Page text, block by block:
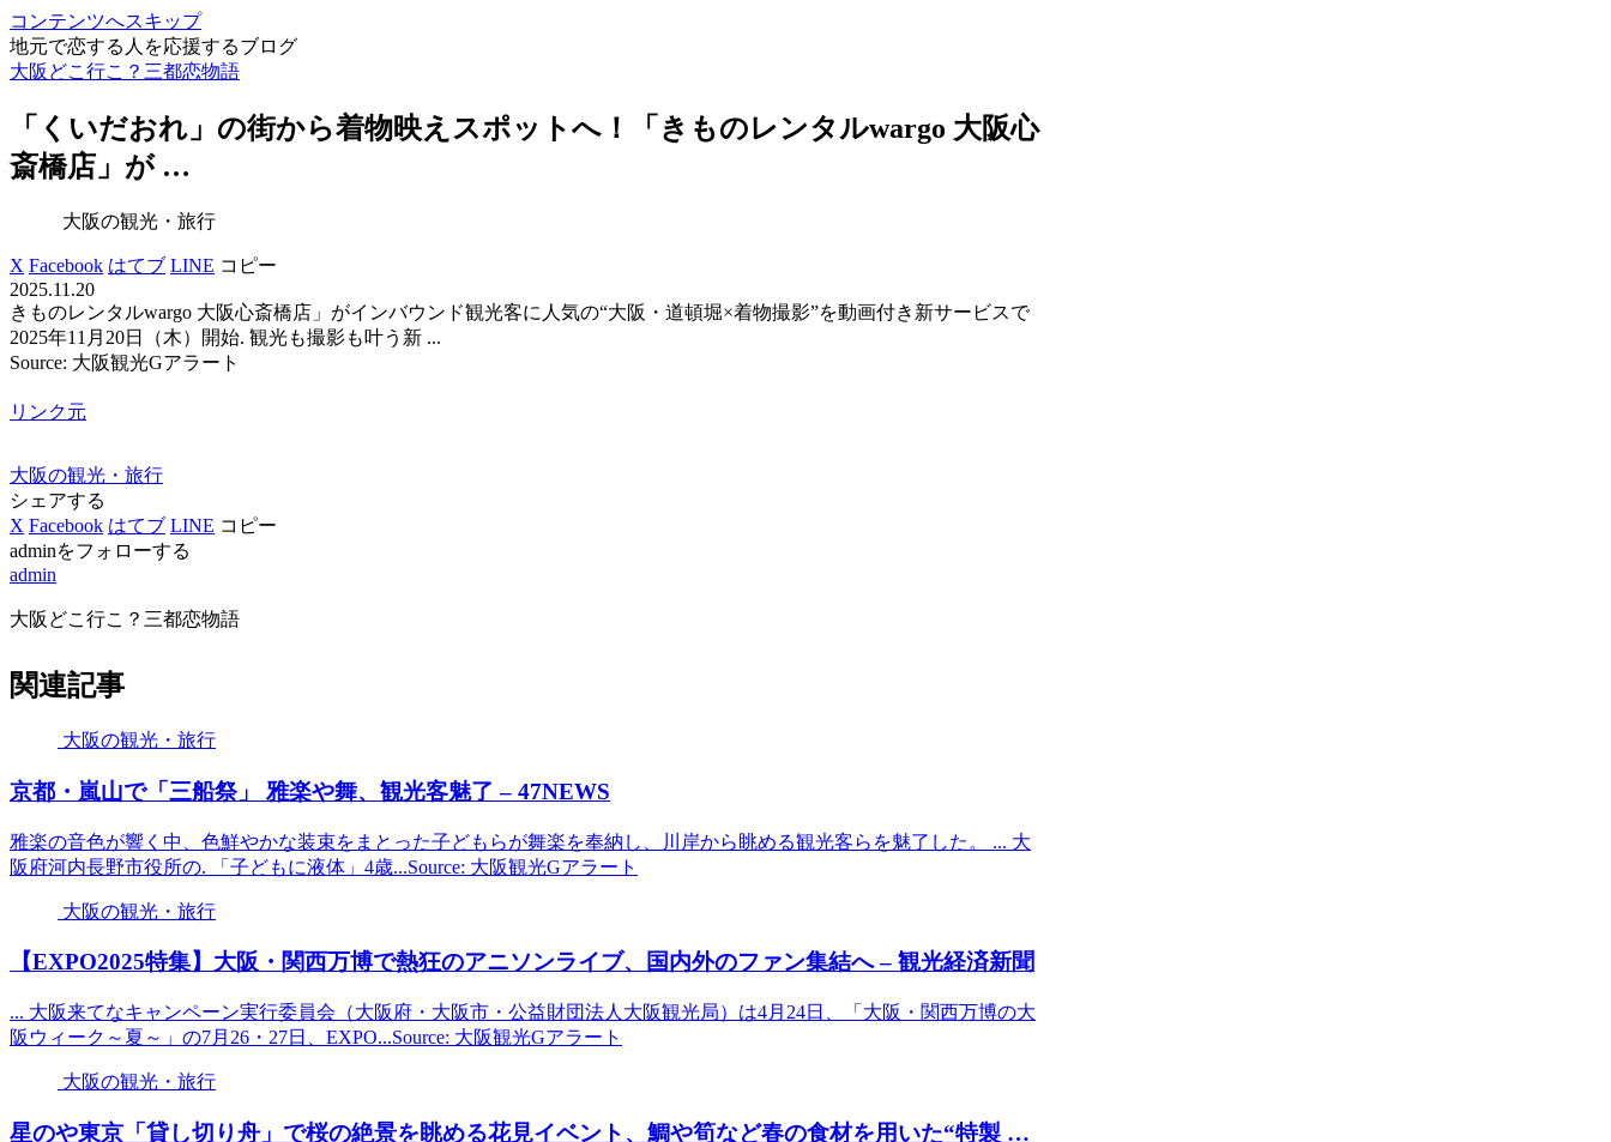
コンテンツへスキップ
地元で恋する人を応援するブログ
大阪どこ行こ？三都恋物語
「くいだおれ」の街から着物映えスポットへ！「きものレンタルwargo 大阪心
斎橋店」が …
大阪の観光・旅行
X Facebook はてブ LINE コピー
2025.11.20
きものレンタルwargo 大阪心斎橋店」がインバウンド観光客に人気の“大阪・道頓堀×着物撮影”を動画付き新サービスで
2025年11月20日（木）開始. 観光も撮影も叶う新 ...
Source: 大阪観光Gアラート
リンク元
大阪の観光・旅行
シェアする
X Facebook はてブ LINE コピー
adminをフォローする
admin
大阪どこ行こ？三都恋物語
関連記事
大阪の観光・旅行
京都・嵐山で「三船祭」 雅楽や舞、 観光客魅了 – 47NEWS
雅楽の音色が響く中、色鮮やかな装束をまとった子どもらが舞楽を奉納し、川岸から眺める観光客らを魅了した。 ... 大
阪府河内長野市役所の. 「子どもに液体」4歳...Source: 大阪観光Gアラート
大阪の観光・旅行
【EXPO2025特集】 大阪 ・関西万博で熱狂のアニソンライブ、国内外のファン集結へ – 観光経済新聞
... 大阪来てなキャンペーン実行委員会（大阪府・大阪市・公益財団法人大阪観光局）は4月24日、「大阪・関西万博の大
阪ウィーク～夏～」の7月26・27日、EXPO...Source: 大阪観光Gアラート
大阪の観光・旅行
星のや東京「貸し切り舟」で桜の絶景を眺める花見イベント、鯛や筍など春の食材を用いた“特製 …